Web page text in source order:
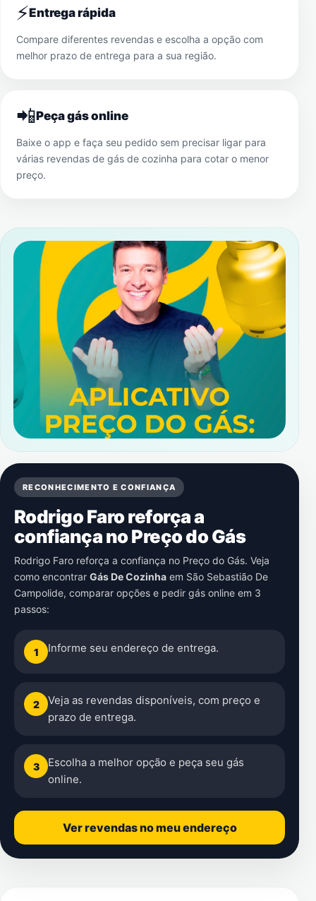
⚡Entrega rápida
Compare diferentes revendas e escolha a opção com
melhor prazo de entrega para a sua região.
📲Peça gás online
Baixe o app e faça seu pedido sem precisar ligar para
várias revendas de gás de cozinha para cotar o menor
preço.
RECONHECIMENTO E CONFIANÇA
Rodrigo Faro reforça a
confiança no Preço do Gás
Rodrigo Faro reforça a confiança no Preço do Gás. Veja
como encontrar Gás De Cozinha em São Sebastião De
Campolide, comparar opções e pedir gás online em 3
passos:
1 Informe seu endereço de entrega.
2
Veja as revendas disponíveis, com preço e
prazo de entrega.
3
Escolha a melhor opção e peça seu gás
online.
Ver revendas no meu endereço